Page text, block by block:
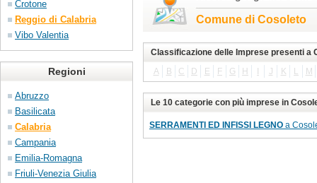
Crotone
Reggio di Calabria
Vibo Valentia
Regioni
Abruzzo
Basilicata
Calabria
Campania
Emilia-Romagna
Friuli-Venezia Giulia
Comune di Cosoleto
Classificazione delle Imprese presenti a
A
B C D E F G H J K L M
Le 10 categorie con più imprese in
SERRAMENTI ED INFISSI LEGNO a